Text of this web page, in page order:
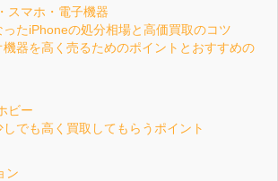
スマホ・電子機器
ったiPhoneの処分相場と高価買取のコツ
機器を高く売るためのポイントとおすすめの
ビー
しでも高く買取してもらうポイント
ン